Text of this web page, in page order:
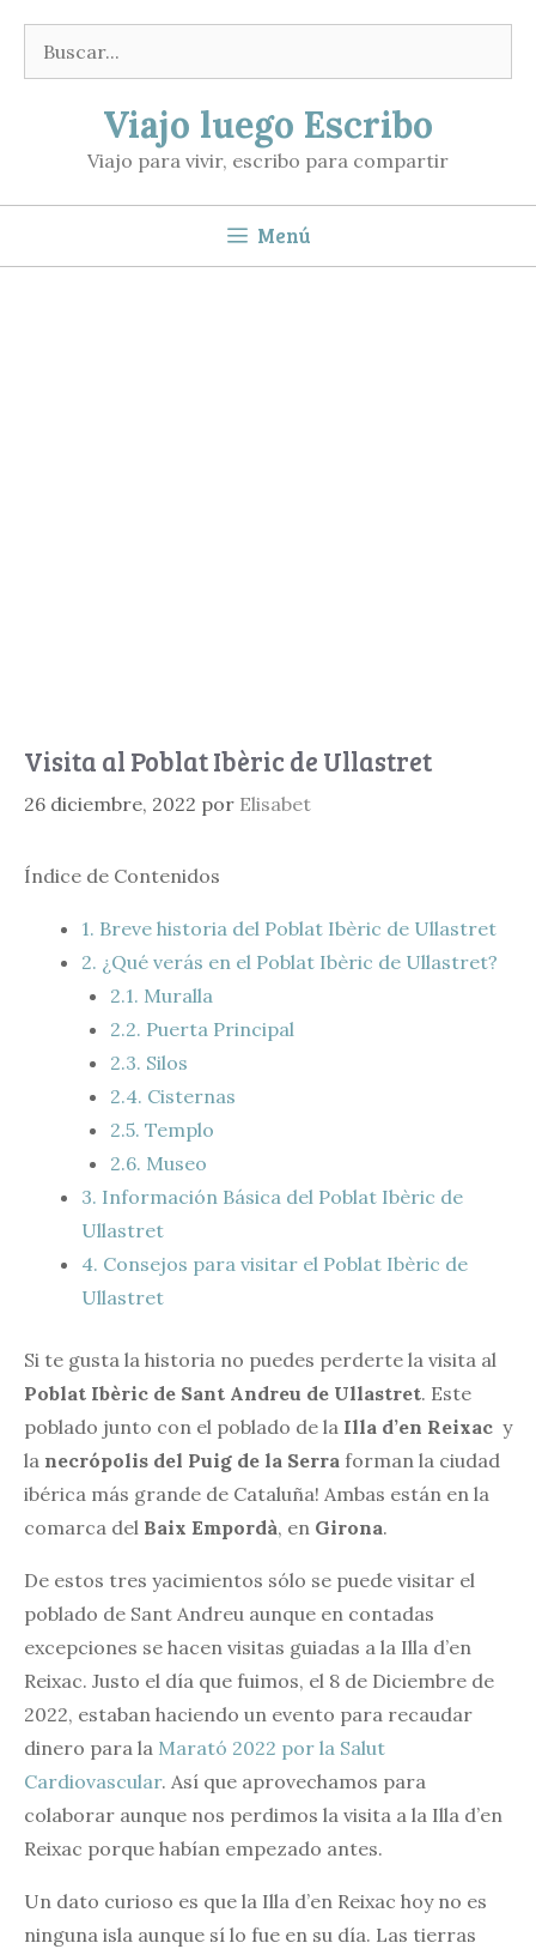
contenido
Buscar:
Viajo luego Escribo
Viajo para vivir, escribo para compartir
Menú
Visita al Poblat Ibèric de Ullastret
26 diciembre, 2022 por Elisabet
Índice de Contenidos
1. Breve historia del Poblat Ibèric de Ullastret
2. ¿Qué verás en el Poblat Ibèric de Ullastret?
2.1. Muralla
2.2. Puerta Principal
2.3. Silos
2.4. Cisternas
2.5. Templo
2.6. Museo
3. Información Básica del Poblat Ibèric de
Ullastret
4. Consejos para visitar el Poblat Ibèric de
Ullastret
Si te gusta la historia no puedes perderte la visita al
Poblat Ibèric de Sant Andreu de Ullastret. Este
poblado junto con el poblado de la Illa d’en Reixac y
la necrópolis del Puig de la Serra forman la ciudad
ibérica más grande de Cataluña! Ambas están en la
comarca del Baix Empordà, en Girona.
De estos tres yacimientos sólo se puede visitar el
poblado de Sant Andreu aunque en contadas
excepciones se hacen visitas guiadas a la Illa d’en
Reixac. Justo el día que fuimos, el 8 de Diciembre de
2022, estaban haciendo un evento para recaudar
dinero para la Marató 2022 por la Salut
Cardiovascular. Así que aprovechamos para
colaborar aunque nos perdimos la visita a la Illa d’en
Reixac porque habían empezado antes.
Un dato curioso es que la Illa d’en Reixac hoy no es
ninguna isla aunque sí lo fue en su día. Las tierras